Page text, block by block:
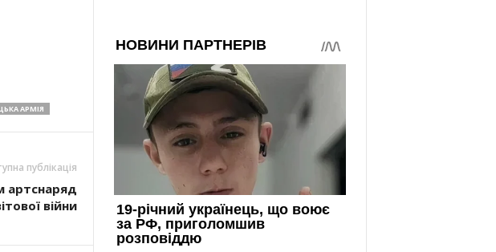
АРМІЯ
публікація
артснаряд
війни